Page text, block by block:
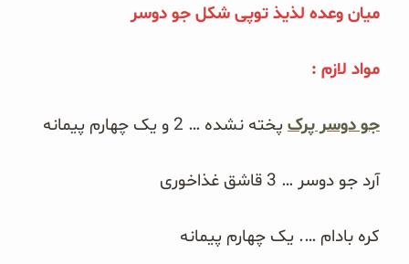
ترشی و شور
چاشنی‌ها و سرکه‌‌ها
زیتون و روغن زیتون
رایس کیک
میان وعده لذیذ توپی شکل جو دوسر
مواد لازم :
جو دوسر پرک پخته نشده … 2 و یک چهارم پیمانه
آرد جو دوسر … 3 قاشق غذاخوری
کره بادام …. یک چهارم پیمانه